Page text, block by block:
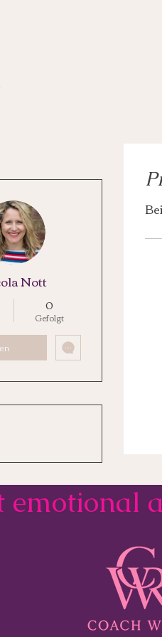
Nott
0
Gefolgt
emotional